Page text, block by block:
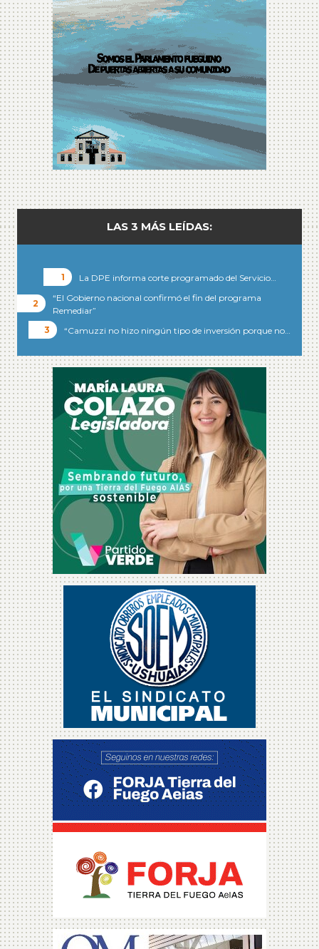
LAS 3 MÁS LEÍDAS:
La DPE informa corte programado del Servicio…
“El Gobierno nacional confirmó el fin del programa
Remediar”
“Camuzzi no hizo ningún tipo de inversión porque no…